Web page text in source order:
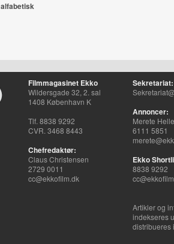
alfabetisk
Filmmagasinet Ekko
Wildersgade 32, 2. sal
1408 København K
Tlf. 8838 9292
CVR. 3468 8443
Chefredaktør:
Claus Christensen
2729 0011
cc@ekkofilm.dk
Sekretariat:
Annoncer:
Merete
6111 5851
Ekko
8838 9292
Artikler og
indekseres
distribueres